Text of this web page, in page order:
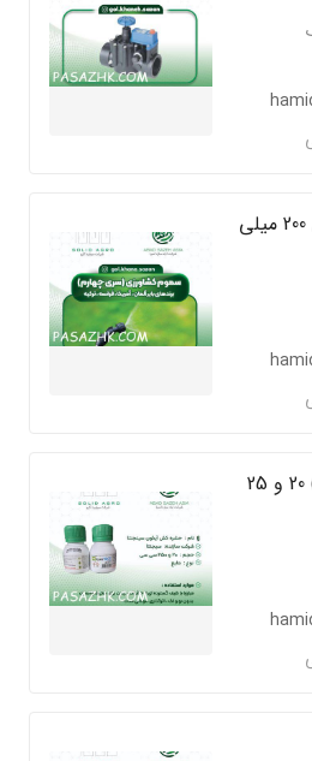
سم قارچ کش لونا لوس 200 میلی
سم آیکون ( سینجینتا ) 20 و 25